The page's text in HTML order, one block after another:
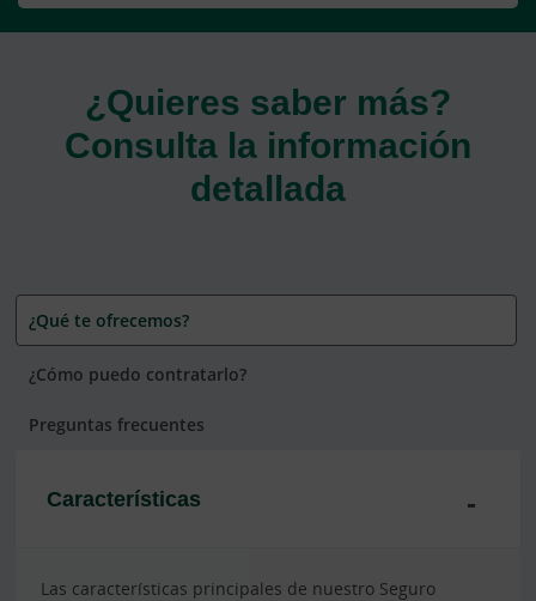
¿Quieres saber más?
Consulta la información
detallada
¿Qué te ofrecemos?
¿Cómo puedo contratarlo?
Preguntas frecuentes
Características
Las características principales de nuestro Seguro